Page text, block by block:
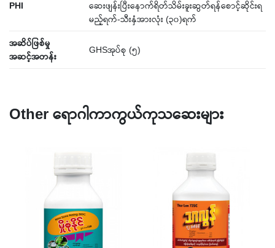
PHI
ဆေးဖျန်းပြီးနောက်ရိတ်သိမ်းခူးဆွတ်ရန်စောင့်ဆိုင်းရ
မည့်ရက်-သီးနှံအားလုံး (၃၀)ရက်
အဆိပ်ဖြစ်မှု
အဆင့်အတန်း
GHSအုပ်စု (၅)
Other ရောဂါကာကွယ်ကုသဆေးများ